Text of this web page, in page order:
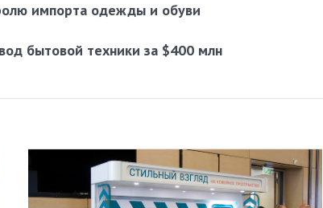
импорта одежды и обуви
бытовой техники за $400 млн